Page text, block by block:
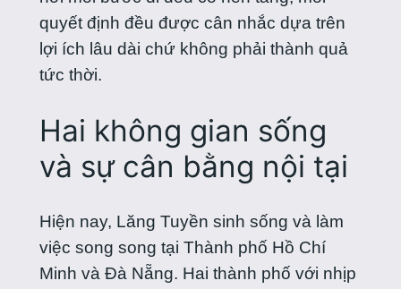
quyết định đều được cân nhắc dựa trên
lợi ích lâu dài chứ không phải thành quả
tức thời.
Hai không gian sống
và sự cân bằng nội tại
Hiện nay, Lăng Tuyền sinh sống và làm
việc song song tại Thành phố Hồ Chí
Minh và Đà Nẵng. Hai thành phố với nhịp